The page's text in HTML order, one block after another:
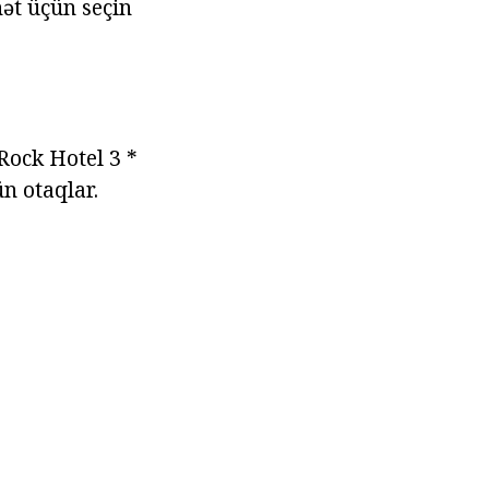
üçün seçin
Hotel 3 *
otaqlar.